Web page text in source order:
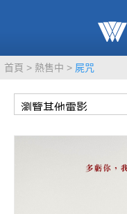
首頁 熱售中 屍咒
TITAN SCREEN